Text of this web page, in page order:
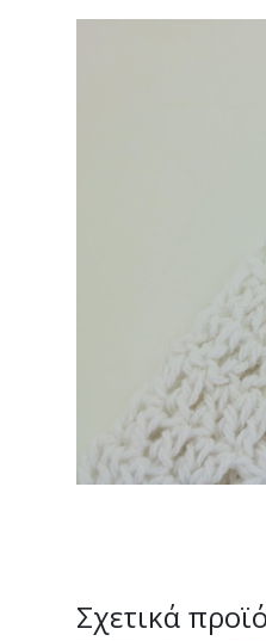
Σχετικά